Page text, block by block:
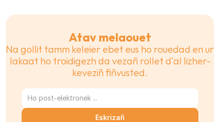
Atav melaouet
Na gollit tamm keleier ebet eus ho rouedad en ur
lakaat ho troidigezh da vezañ rollet d'al lizher-
keveziñ fiñvusted.
Eskrizañ